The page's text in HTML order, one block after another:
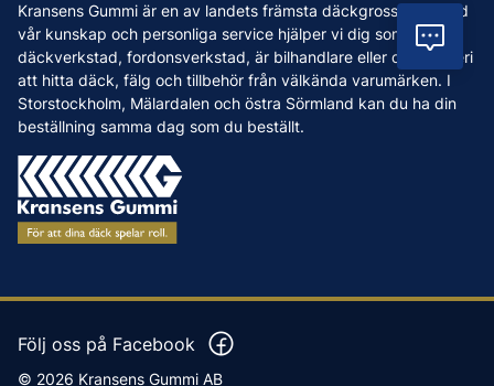
Kransens Gummi är en av landets främsta däckgrossister. Med
vår kunskap och personliga service hjälper vi dig som har
däckverkstad, fordonsverkstad, är bilhandlare eller driver åkeri
att hitta däck, fälg och tillbehör från välkända varumärken. I
Storstockholm, Mälardalen och östra Sörmland kan du ha din
beställning samma dag som du beställt.
Leverans
Reklamation & återköp
Betalning & faktura
Köpvillkor
Vanliga frågor och svar
Vi som jobbar på Kransens Gummi
Jobba hos oss
Nyheter
Tips & Råd
Varumärken
Våra Verkstäder
Press
Följ oss på Facebook
© 2026 Kransens Gummi AB